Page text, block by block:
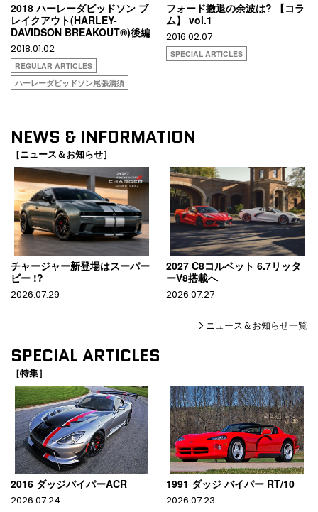
2018 ハーレーダビッドソン ブ
レイクアウト(HARLEY-
DAVIDSON BREAKOUT®)後編
2018.01.02
REGULAR ARTICLES
ハーレーダビッドソン尾張清須
フォード撤退の余波は? 【コラ
ム】 vol.1
2016.02.07
SPECIAL ARTICLES
NEWS & INFORMATION
［ニュース＆お知らせ］
チャージャー新登場はスーパー
ビー !?
2026.07.29
2027 C8コルベット 6.7リッタ
ーV8搭載へ
2026.07.27
ニュース＆お知らせ一覧
SPECIAL ARTICLES
［特集］
2016 ダッジバイパーACR
2026.07.24
1991 ダッジ バイパー RT/10
2026.07.23